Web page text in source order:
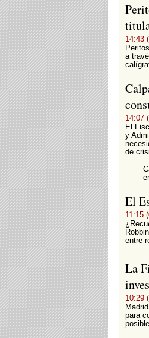
14:43
a
14:07
El
y
de
El
11:15
entre
La
10:29
para